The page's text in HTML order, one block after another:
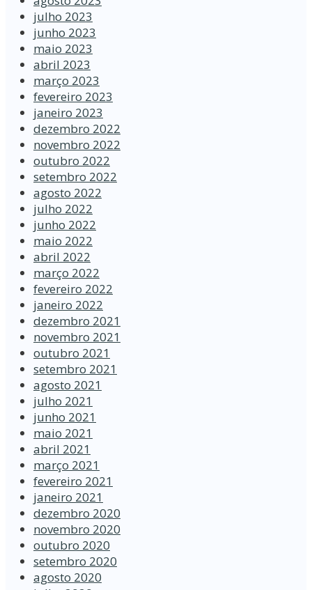
julho 2023
junho 2023
maio 2023
abril 2023
março 2023
fevereiro 2023
janeiro 2023
dezembro 2022
novembro 2022
outubro 2022
setembro 2022
agosto 2022
julho 2022
junho 2022
maio 2022
abril 2022
março 2022
fevereiro 2022
janeiro 2022
dezembro 2021
novembro 2021
outubro 2021
setembro 2021
agosto 2021
julho 2021
junho 2021
maio 2021
abril 2021
março 2021
fevereiro 2021
janeiro 2021
dezembro 2020
novembro 2020
outubro 2020
setembro 2020
agosto 2020